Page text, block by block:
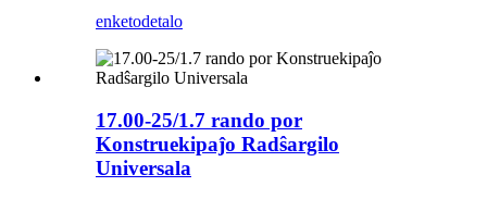
enketodetalo
17.00-25/1.7 rando por
Konstruekipaĵo Radŝargilo
Universala